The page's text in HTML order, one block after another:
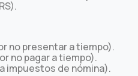
no presentar a tiempo).
no pagar a tiempo).
impuestos de nómina).